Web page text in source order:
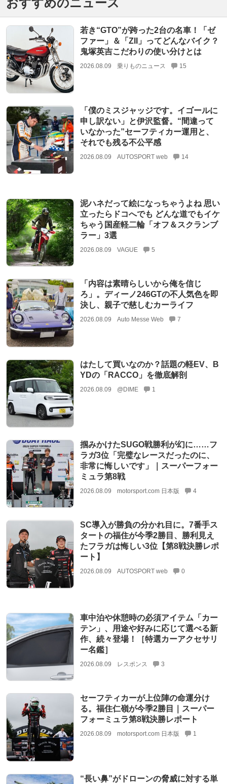
おすすめのニュース
若き“GTO”が跨った2台の名車！「ゼ
ファー」＆「ZII」ってどんなバイク？
鬼塚英吉こだわりの使い分けとは
2026.08.09 乗りものニュース 15
「僕のミスジャッジです。イゴールに
申し訳ない」と伊沢監督。“間違って
いなかった”セーフティカー運用と、
それでも残る不公平感
2026.08.09 AUTOSPORT web 14
泥ハネだって絵になっちゃうよね 思い
立ったらドコへでも どんな道でもイケ
ちゃう国産軽二輪「オフ＆スクランブ
ラー」3選
2026.08.09 VAGUE 5
「内容は素晴らしいから俺を信じ
ろ」。ディーノ246GTの不人気色を即
決し、親子で慈しむカーライフ
2026.08.09 Auto Messe Web 7
はたして買いなのか？話題の軽EV、B
YDの「RACCO」を徹底解剖
2026.08.09 @DIME 1
掴みかけたSUGO戦勝利が幻に……フ
ラガ3位「完璧なレースだったのに、
非常に悔しいです」｜スーパーフォー
ミュラ第8戦
2026.08.09 motorsport.com 日本版 4
SC導入が勝負の分かれ目に。7番手ス
タートの福住が今季2勝目、勝利見え
たフラガは悔しい3位【第8戦決勝レポ
ート】
2026.08.09 AUTOSPORT web 0
車中泊や休憩時の必須アイテム「カー
テン」、用途や好みに応じて選べる新
作、続々登場！［特選カーアクセサリ
ー名鑑］
2026.08.09 レスポンス 3
セーフティカーが上位陣の命運分け
る。福住仁嶺が今季2勝目｜スーパー
フォーミュラ第8戦決勝レポート
2026.08.09 motorsport.com 日本版 1
“長い鼻”がドローンの脅威に対する単